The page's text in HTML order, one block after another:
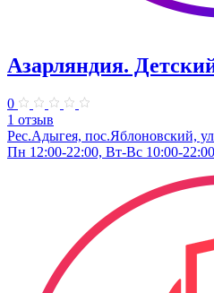
Азарляндия.
0
1 отзыв
Рес.Адыгея, пос.Яблоновский,
Пн 12:00-22:00, Вт-Вс 10:00-22:00